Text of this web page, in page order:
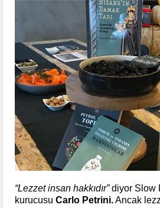
“Lezzet insan hakkıdır”diyor Slow
kurucusuCarlo Petrini.Ancak